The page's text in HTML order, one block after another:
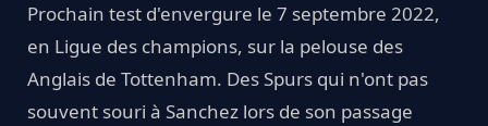
Prochain test d'envergure le 7 septembre 2022,
en Ligue des champions, sur la pelouse des
Anglais de Tottenham. Des Spurs qui n'ont pas
souvent souri à Sanchez lors de son passage